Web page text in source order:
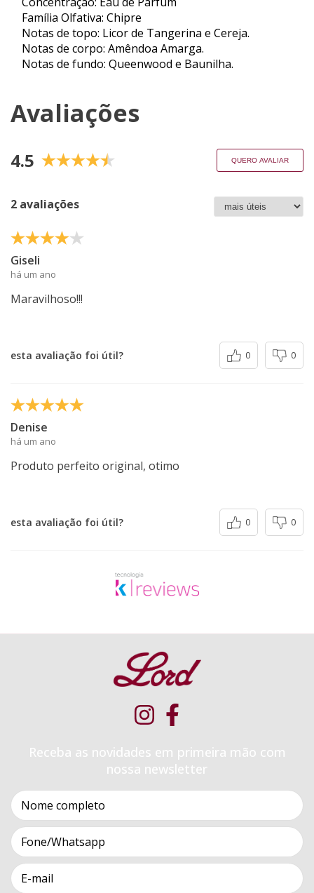
Família Olfativa: Chipre
Notas de topo: Licor de Tangerina e Cereja.
Notas de corpo: Amêndoa Amarga.
Notas de fundo: Queenwood e Baunilha.
Avaliações
4.5 QUERO AVALIAR
2 avaliações
Giseli
há um ano
Maravilhoso!!!
esta avaliação foi útil? 0 0
Denise
há um ano
Produto perfeito original, otimo
esta avaliação foi útil? 0 0
Receba as novidades em primeira mão com
nossa newsletter